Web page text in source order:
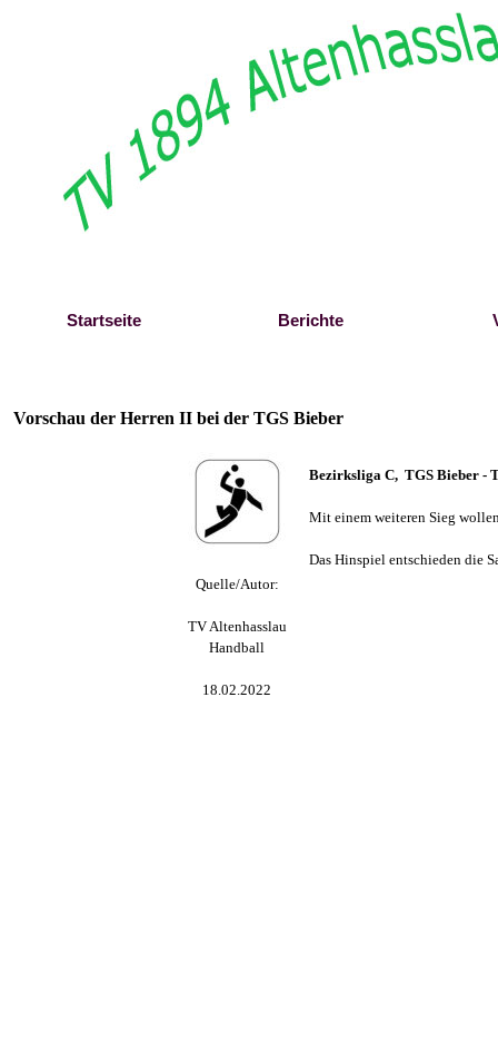
Startseite Berichte
Vorschau der Herren II bei der TGS Bieber
Quelle/Autor:
TV Altenhasslau
Handball
18.02.2022
Bezirksliga C, TGS Bieber -
Mit einem weiteren Sieg
Das Hinspiel entschieden die